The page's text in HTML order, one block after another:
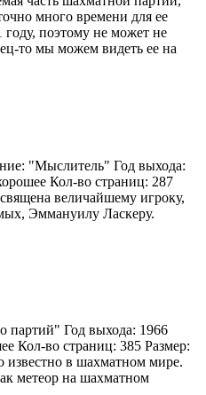
много времени для ее
поэтому не может не
то мы можем видеть ее на
"Мыслитель" Год выхода:
Кол-во страниц: 287
величайшему игроку,
Эммануилу Ласкеру.
партий" Год выхода: 1966
Кол-во страниц: 385 Размер:
в шахматном мире.
метеор на шахматном